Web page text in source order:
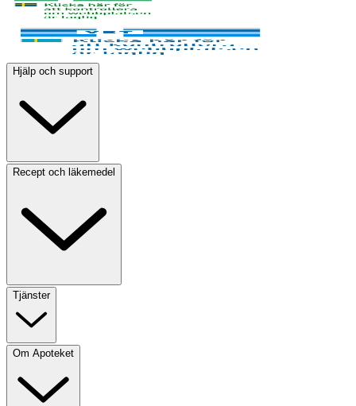
Hjälp och support
Recept och läkemedel
Tjänster
Om Apoteket